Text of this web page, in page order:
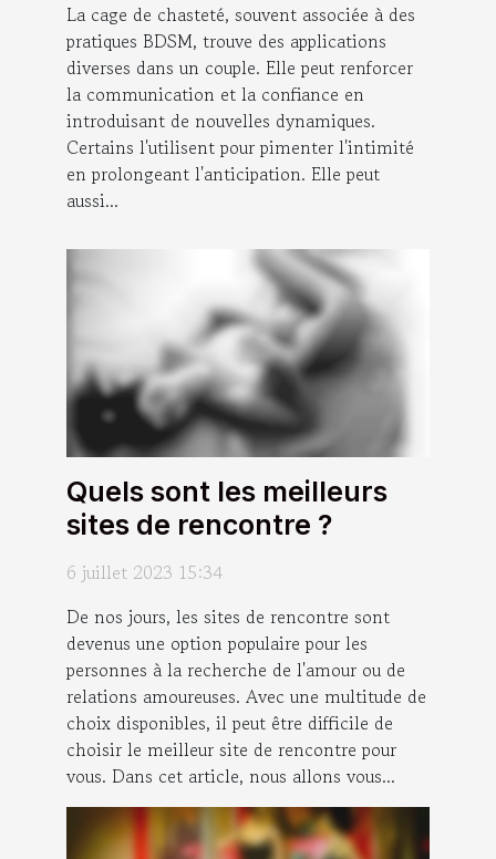
La cage de chasteté, souvent associée à des
pratiques BDSM, trouve des applications
diverses dans un couple. Elle peut renforcer
la communication et la confiance en
introduisant de nouvelles dynamiques.
Certains l'utilisent pour pimenter l'intimité
en prolongeant l'anticipation. Elle peut
aussi...
Quels sont les meilleurs
sites de rencontre ?
6 juillet 2023 15:34
De nos jours, les sites de rencontre sont
devenus une option populaire pour les
personnes à la recherche de l'amour ou de
relations amoureuses. Avec une multitude de
choix disponibles, il peut être difficile de
choisir le meilleur site de rencontre pour
vous. Dans cet article, nous allons vous...